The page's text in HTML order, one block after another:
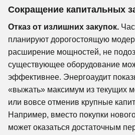
Сокращение капитальных
Отказ от излишних закупок.
планируют дорогостоящую
расширение мощностей, не
существующее оборудование
эффективнее. Энергоаудит
«выжать» максимум из текущих
или вовсе отменив крупные
Например, вместо покупки
может оказаться достаточным